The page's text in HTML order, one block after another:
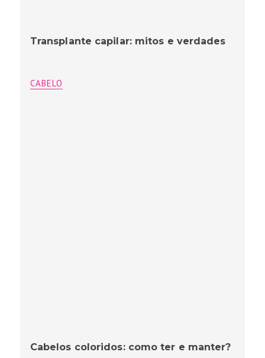
Transplante capilar: mitos e verdades
CABELO
Cabelos coloridos: como ter e manter?